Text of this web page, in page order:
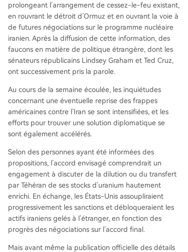
prolongeant l’arrangement de cessez-le-feu existant,
en rouvrant le détroit d’Ormuz et en ouvrant la voie à
de futures négociations sur le programme nucléaire
iranien. Après la diffusion de cette information, des
faucons en matière de politique étrangère, dont les
sénateurs républicains Lindsey Graham et Ted Cruz,
ont successivement pris la parole.
Au cours de la semaine écoulée, les inquiétudes
concernant une éventuelle reprise des frappes
américaines contre l’Iran se sont intensifiées, et les
efforts pour trouver une solution diplomatique se
sont également accélérés.
Selon des personnes ayant été informées des
propositions, l’accord envisagé comprendrait un
engagement à discuter de la dilution ou du transfert
par Téhéran de ses stocks d’uranium hautement
enrichi. En échange, les États-Unis assoupliraient
progressivement les sanctions et débloqueraient les
actifs iraniens gelés à l’étranger, en fonction des
progrès des négociations sur l’accord final.
Mais avant même la publication officielle des détails